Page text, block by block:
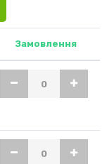
Замовлення